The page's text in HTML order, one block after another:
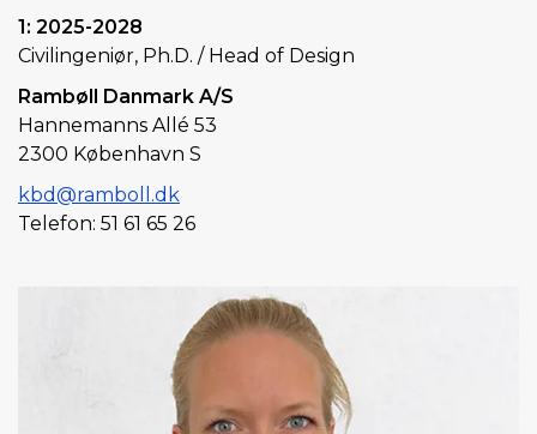
1: 2025-2028
Civilingeniør, Ph.D. / Head of Design
Rambøll Danmark A/S
Hannemanns Allé 53
2300 København S
kbd@ramboll.dk
Telefon: 51 61 65 26